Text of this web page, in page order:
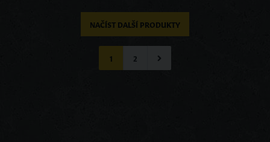
NAČÍST DALŠÍ PRODUKTY
1 2